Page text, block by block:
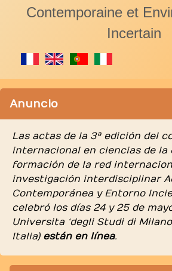
Contemporaine et
Incertain
Anuncio
Las actas de la 3ª edición del
internacional en ciencias de la
formación de la red
investigación interdisciplinar
Contemporánea y Entorno
celebró los días 24 y 25 de
Universita ‘degli Studi di
Italia) están en línea.